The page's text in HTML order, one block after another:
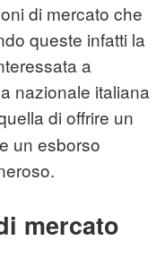
di mercato che
queste infatti la
a
nazionale italiana
di offrire un
un esborso
mercato